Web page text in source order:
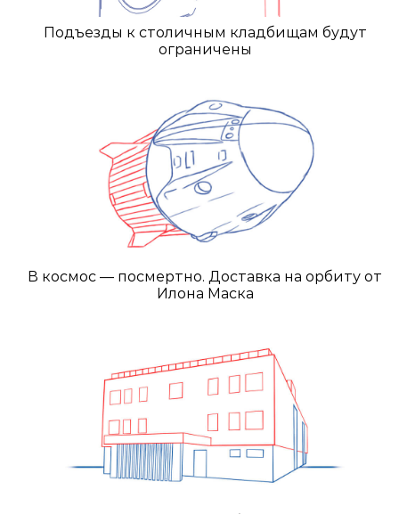
Подъезды к столичным кладбищам будут
ограничены
В космос — посмертно. Доставка на орбиту от
Илона Маска